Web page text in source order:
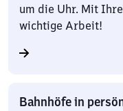
um die Uhr. Mit
wichtige Arbeit!
Bahnhöfe in